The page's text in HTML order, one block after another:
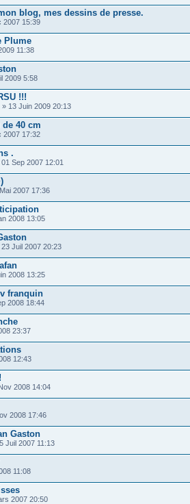
blog, mes dessins de presse.
2007 15:39
Plume
11:38
2009 5:58
!!!
» 13 Juin 2009 20:13
40 cm
2007 17:32
.
01 Sep 2007 12:01
2007 17:36
2008 13:05
23 Juil 2007 20:23
2008 13:25
franquin
2008 18:44
23:37
12:43
2008 14:04
2008 17:46
Gaston
Juil 2007 11:13
11:08
2007 20:50